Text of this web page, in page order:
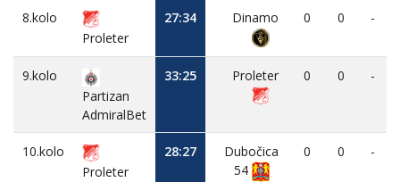
8.kolo
Proleter
27:34 Dinamo 0 0 -
9.kolo
Partizan
AdmiralBet
33:25 Proleter 0 0 -
10.kolo
Proleter
28:27
Dubočica
54
0 0 -